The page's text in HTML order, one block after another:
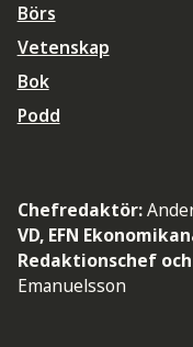
Börs
Vetenskap
Bok
Podd
Chefredaktör:
VD, EFN
Redaktionschef
Emanuelsson